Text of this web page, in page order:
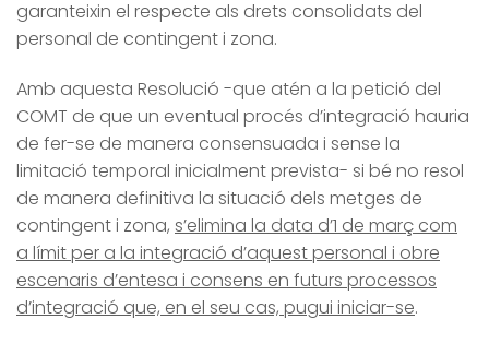
garanteixin el respecte als drets consolidats del
personal de contingent i zona.
Amb aquesta Resolució -que atén a la petició del
COMT de que un eventual procés d’integració hauria
de fer-se de manera consensuada i sense la
limitació temporal inicialment prevista- si bé no resol
de manera definitiva la situació dels metges de
contingent i zona, s’elimina la data d’1 de març com
a límit per a la integració d’aquest personal i obre
escenaris d’entesa i consens en futurs processos
d’integració que, en el seu cas, pugui iniciar-se.